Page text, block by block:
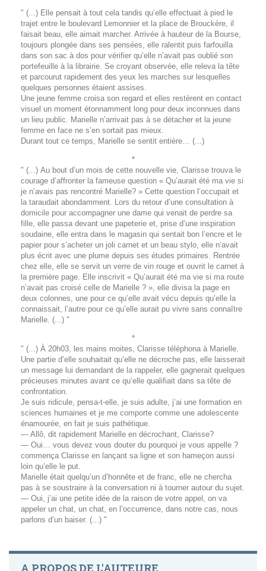
" (...) Elle pensait à tout cela tandis qu’elle effectuait à pied le
trajet entre le boulevard Lemonnier et la place de Brouckère, il
faisait beau, elle aimait marcher. Arrivée à hauteur de la Bourse,
toujours plongée dans ses pensées, elle ralentit puis farfouilla
dans son sac à dos pour vérifier qu’elle n’avait pas oublié son
portefeuille à la librairie. Se croyant observée, elle releva la tête
et parcourut rapidement des yeux les marches sur lesquelles
quelques personnes étaient assises.
Une jeune femme croisa son regard et elles restèrent en contact
visuel un moment étonnamment long pour deux inconnues dans
un lieu public. Marielle n’arrivait pas à se détacher et la jeune
femme en face ne s’en sortait pas mieux.
Durant tout ce temps, Marielle se sentit entière… (...)
*
" (...) Au bout d’un mois de cette nouvelle vie, Clarisse trouva le
courage d’affronter la fameuse question « Qu’aurait été ma vie si
je n’avais pas rencontré Marielle? » Cette question l’occupait et
la taraudait abondamment. Lors du retour d’une consultation à
domicile pour accompagner une dame qui venait de perdre sa
fille, elle passa devant une papeterie et, prise d’une inspiration
soudaine, elle entra dans le magasin qui sentait bon l’encre et le
papier pour s’acheter un joli carnet et un beau stylo, elle n’avait
plus écrit avec une plume depuis ses études primaires. Rentrée
chez elle, elle se servit un verre de vin rouge et ouvrit le carnet à
la première page. Elle inscrivit « Qu’aurait été ma vie si ma route
n’avait pas croisé celle de Marielle ? », elle divisa la page en
deux colonnes, une pour ce qu’elle avait vécu depuis qu’elle la
connaissait, l’autre pour ce qu’elle aurait pu vivre sans connaître
Marielle. (...) "
*
" (...) À 20h03, les mains moites, Clarisse téléphona à Marielle.
Une partie d’elle souhaitait qu’elle ne décroche pas, elle laisserait
un message lui demandant de la rappeler, elle gagnerait quelques
précieuses minutes avant ce qu’elle qualifiait dans sa tête de
confrontation.
Je suis ridicule, pensa-t-elle, je suis adulte, j’ai une formation en
sciences humaines et je me comporte comme une adolescente
énamourée, en fait je suis pathétique.
— Allô, dit rapidement Marielle en décrochant, Clarisse?
— Oui… vous devez vous douter du pourquoi je vous appelle ?
commença Clarisse en lançant sa ligne et son hameçon aussi
loin qu’elle le put.
Marielle était quelqu’un d’honnête et de franc, elle ne chercha
pas à se soustraire à la conversation ni à tourner autour du sujet.
— Oui, j’ai une petite idée de la raison de votre appel, on va
appeler un chat, un chat, en l’occurrence, dans notre cas, nous
parlons d’un baiser. (...) "
A PROPOS DE L'AUTEURE